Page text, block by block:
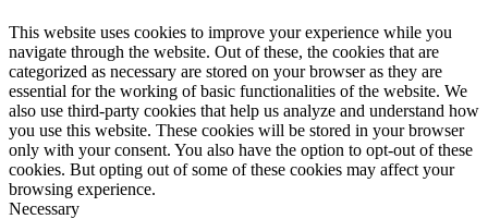
This website uses cookies to improve your experience while you
navigate through the website. Out of these, the cookies that are
categorized as necessary are stored on your browser as they are
essential for the working of basic functionalities of the website. We
also use third-party cookies that help us analyze and understand how
you use this website. These cookies will be stored in your browser
only with your consent. You also have the option to opt-out of these
cookies. But opting out of some of these cookies may affect your
browsing experience.
Necessary